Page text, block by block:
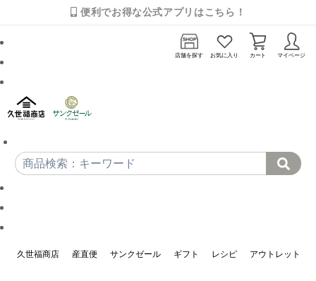
便利でお得な公式アプリはこちら！
店舗を探す お気に入り カート マイページ
久世福商店 産直便 サンクゼール ギフト レシピ アウトレット